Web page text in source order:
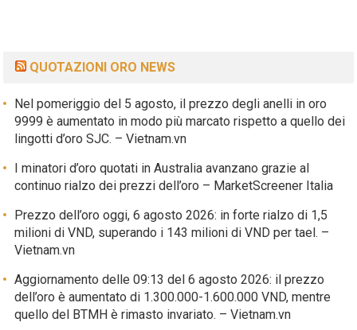
QUOTAZIONI ORO NEWS
Nel pomeriggio del 5 agosto, il prezzo degli anelli in oro
9999 è aumentato in modo più marcato rispetto a quello dei
lingotti d’oro SJC. – Vietnam.vn
I minatori d’oro quotati in Australia avanzano grazie al
continuo rialzo dei prezzi dell’oro – MarketScreener Italia
Prezzo dell’oro oggi, 6 agosto 2026: in forte rialzo di 1,5
milioni di VND, superando i 143 milioni di VND per tael. –
Vietnam.vn
Aggiornamento delle 09:13 del 6 agosto 2026: il prezzo
dell’oro è aumentato di 1.300.000-1.600.000 VND, mentre
quello del BTMH è rimasto invariato. – Vietnam.vn